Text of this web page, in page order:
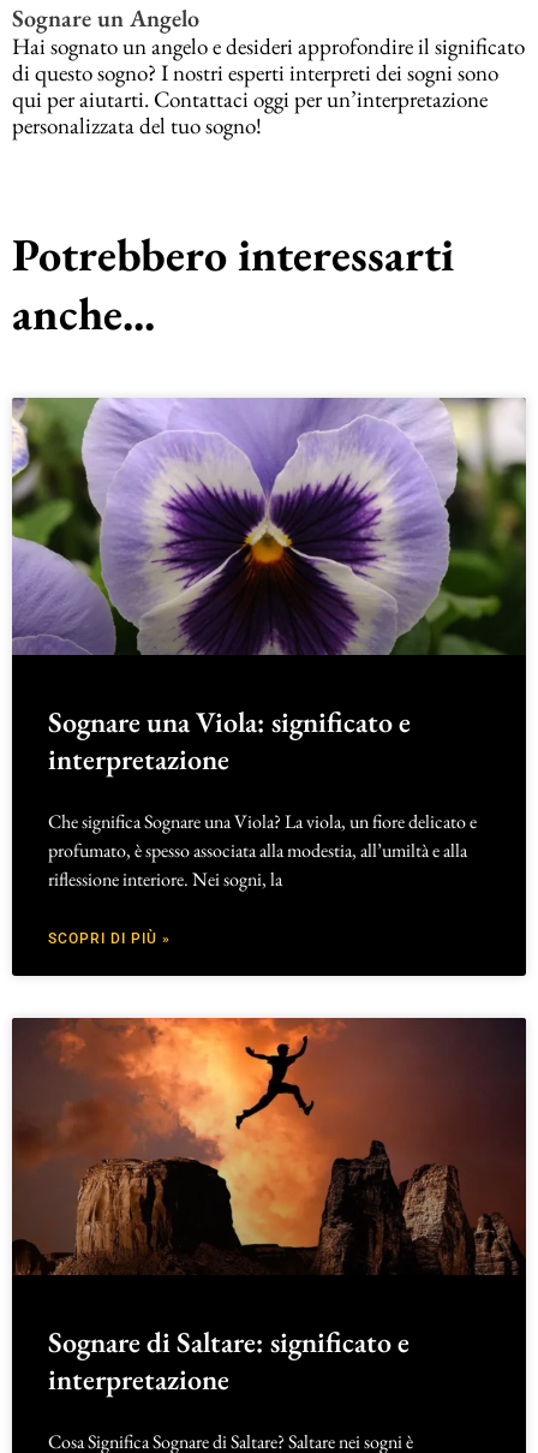
Sognare un Angelo
Hai sognato un angelo e desideri approfondire il significato
di questo sogno? I nostri esperti interpreti dei sogni sono
qui per aiutarti. Contattaci oggi per un’interpretazione
personalizzata del tuo sogno!
Potrebbero interessarti
anche...
Sognare una Viola: significato e
interpretazione
Che significa Sognare una Viola? La viola, un fiore delicato e
profumato, è spesso associata alla modestia, all’umiltà e alla
riflessione interiore. Nei sogni, la
SCOPRI DI PIÙ »
Sognare di Saltare: significato e
interpretazione
Cosa Significa Sognare di Saltare? Saltare nei sogni è